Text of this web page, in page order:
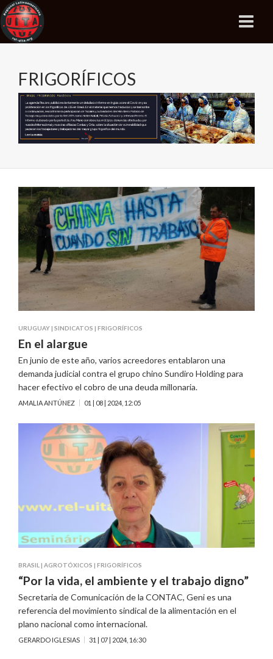
FRIGORÍFICOS
URUGUAY| SINDICATOS | FRIGORÍFICOS
En el alargue
En junio de este año, varios acreedores entablaron una
demanda judicial contra el grupo chino Sundiro Holding para
hacer efectivo el cobro de una deuda millonaria.
AMALIA ANTÚNEZ 01 | 08 | 2024, 12:05
BRASIL | AGROTÓXICOS | FRIGORÍFICOS
“Por la vida, el ambiente y el trabajo digno”
Secretaria de Comunicación de la CONTAC, Geni es una
referencia del movimiento sindical de la alimentación en el
plano nacional como internacional.
GERARDO IGLESIAS 31 | 07 | 2024, 16:30